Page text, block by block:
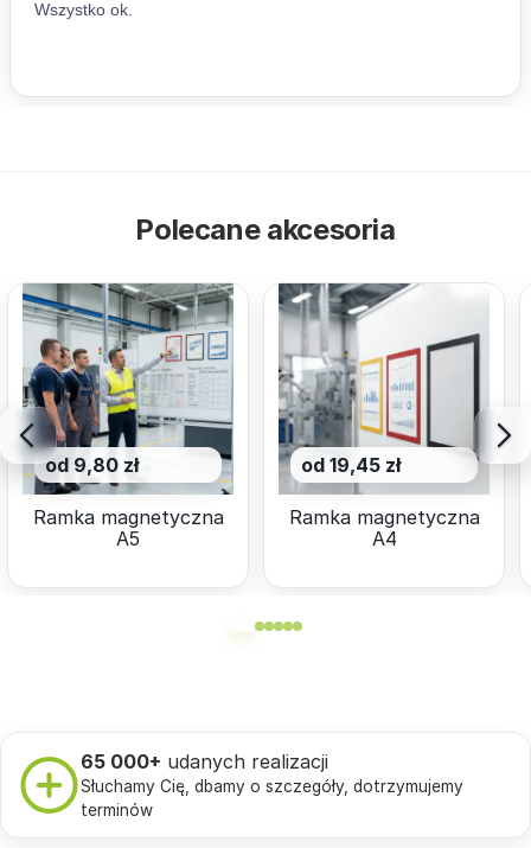
Polecane akcesoria
od 9,80 zł
Ramka magnetyczna
A5
od 19,45 zł
Ramka magnetyczna
A4
65 000+ udanych realizacji
Słuchamy Cię, dbamy o szczegóły, dotrzymujemy
terminów